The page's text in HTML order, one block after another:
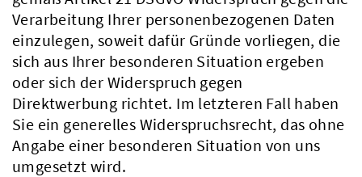
Verarbeitung Ihrer personenbezogenen Daten
einzulegen, soweit dafür Gründe vorliegen, die
sich aus Ihrer besonderen Situation ergeben
oder sich der Widerspruch gegen
Direktwerbung richtet. Im letzteren Fall haben
Sie ein generelles Widerspruchsrecht, das ohne
Angabe einer besonderen Situation von uns
umgesetzt wird.